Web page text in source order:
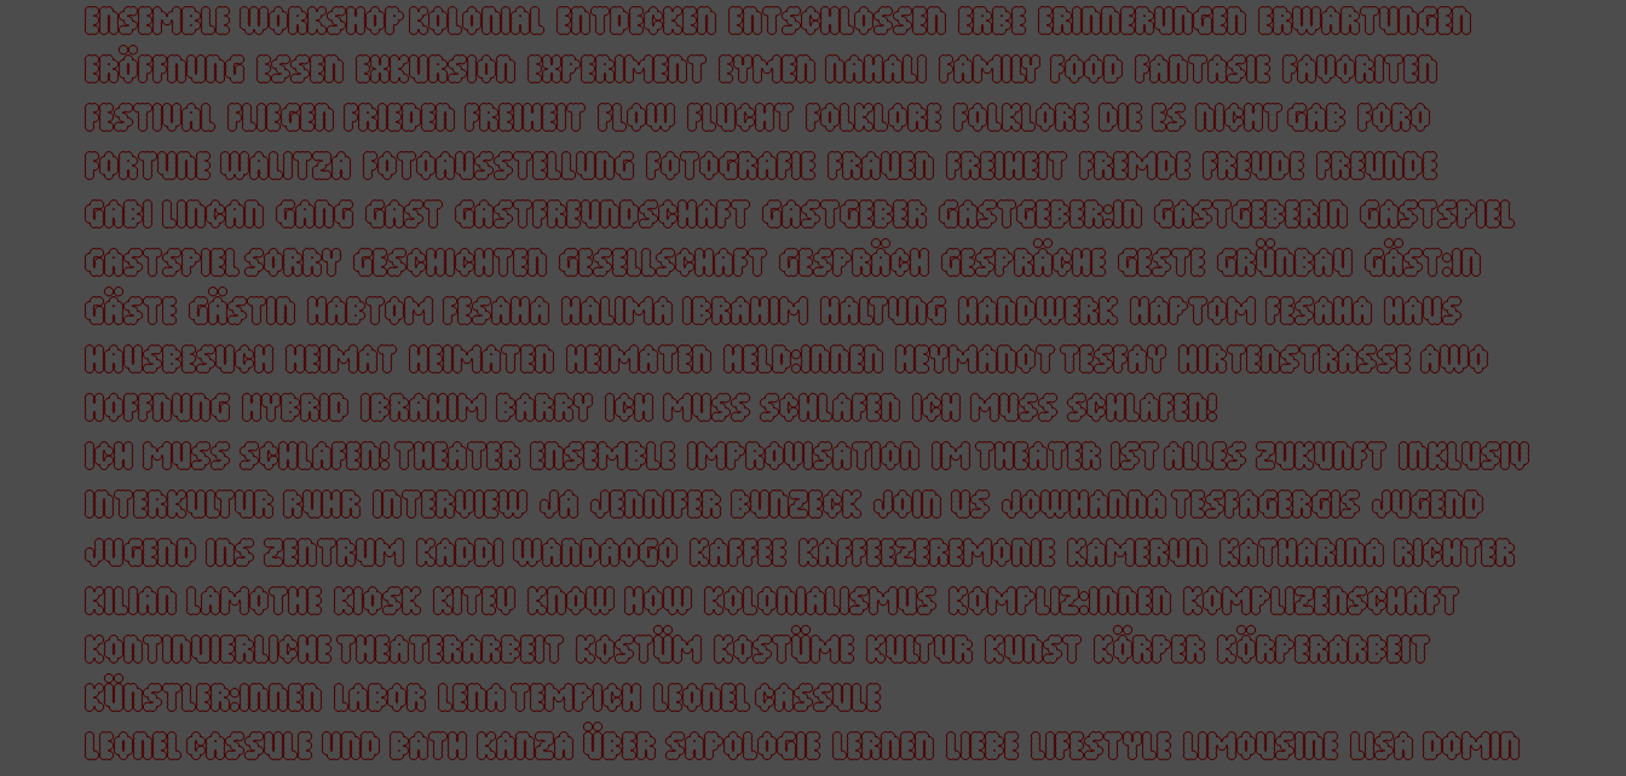
ENSEMBLE WORKSHOP KOLONIAL ENTDECKEN ENTSCHLOSSEN ERBE ERINNERUNGEN ERWARTUNGEN
ERÖFFNUNG ESSEN EXKURSION EXPERIMENT EYMEN NAHALI FAMILY FOOD FANTASIE FAVORITEN
FESTIVAL FLIEGEN FRIEDEN FREIHEIT FLOW FLUCHT FOLKLORE FOLKLORE DIE ES NICHT GAB FORO
FORTUNE WALITZA FOTOAUSSTELLUNG FOTOGRAFIE FRAUEN FREIHEIT FREMDE FREUDE FREUNDE
GABI LINCAN GANG GAST GASTFREUNDSCHAFT GASTGEBER GASTGEBER:IN GASTGEBERIN GASTSPIEL
GASTSPIEL SORRY GESCHICHTEN GESELLSCHAFT GESPRÄCH GESPRÄCHE GESTE GRÜNBAU GÄST:IN
GÄSTE GÄSTIN HABTOM FESAHA HALIMA IBRAHIM HALTUNG HANDWERK HAPTOM FESAHA HAUS
HAUSBESUCH HEIMAT HEIMATEN HEIMATEN HELD:INNEN HEYMANOT TESFAY HIRTENSTRASSE AWO
HOFFNUNG HYBRID IBRAHIM BARRY ICH MUSS SCHLAFEN ICH MUSS SCHLAFEN!
ICH MUSS SCHLAFEN! THEATER ENSEMBLE IMPROVISATION IM THEATER IST ALLES ZUKUNFT INKLUSIV
INTERKULTUR RUHR INTERVIEW JA JENNIFER BUNZECK JOIN US JOWHANNA TESFAGERGIS JUGEND
JUGEND INS ZENTRUM KADDI WANDAOGO KAFFEE KAFFEEZEREMONIE KAMERUN KATHARINA RICHTER
KILIAN LAMOTHE KIOSK KITEV KNOW HOW KOLONIALISMUS KOMPLIZ:INNEN KOMPLIZENSCHAFT
KONTINUIERLICHE THEATERARBEIT KOSTÜM KOSTÜME KULTUR KUNST KÖRPER KÖRPERARBEIT
KÜNSTLER:INNEN LABOR LENA TEMPICH LEONEL CASSULE
LEONEL CASSULE UND BATH KANZA ÜBER SAPOLOGIE LERNEN LIEBE LIFESTYLE LIMOUSINE LISA DOMIN